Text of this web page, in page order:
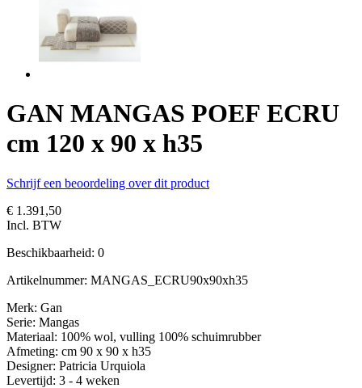
GAN MANGAS POEF ECRU
cm 120 x 90 x h35
Schrijf een beoordeling over dit product
€ 1.391,50
Incl. BTW
Beschikbaarheid: 0
Artikelnummer: MANGAS_ECRU90x90xh35
Merk: Gan
Serie: Mangas
Materiaal: 100% wol, vulling 100% schuimrubber
Afmeting: cm 90 x 90 x h35
Designer: Patricia Urquiola
Levertijd: 3 - 4 weken